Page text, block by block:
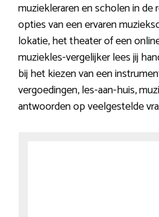
muziekleraren en scholen in de
opties van een ervaren
lokatie, het theater of een
muziekles-vergelijker lees jij
bij het kiezen van een
vergoedingen, les-aan-huis,
antwoorden op veelgestelde